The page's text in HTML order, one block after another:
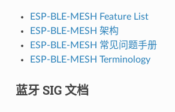
ESP-BLE-MESH Feature List
ESP-BLE-MESH 架构
ESP-BLE-MESH 常见问题手册
ESP-BLE-MESH Terminology
蓝牙 SIG 文档